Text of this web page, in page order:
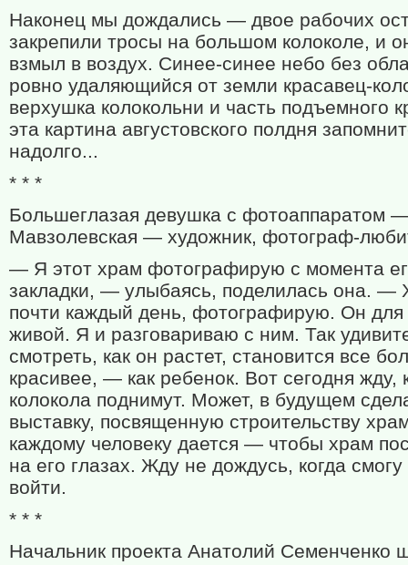
Наконец мы дождались — двое рабочих
закрепили тросы на большом колоколе, и
взмыл в воздух. Синее-синее небо без
ровно удаляющийся от земли красавец-
верхушка колокольни и часть подъемного
эта картина августовского полдня
надолго...
* * *
Большеглазая девушка с фотоаппаратом
Мавзолевская — художник, фотограф-
— Я этот храм фотографирую с момента
закладки, — улыбаясь, поделилась она. —
почти каждый день, фотографирую. Он
живой. Я и разговариваю с ним. Так
смотреть, как он растет, становится все
красивее, — как ребенок. Вот сегодня жду,
колокола поднимут. Может, в будущем
выставку, посвященную строительству
каждому человеку дается — чтобы храм
на его глазах. Жду не дождусь, когда смогу
войти.
* * *
Начальник проекта Анатолий Семенченко